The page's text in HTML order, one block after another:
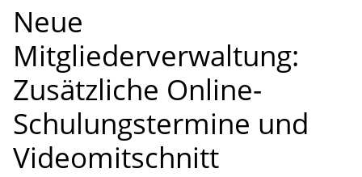
Neue
Mitgliederverwaltung:
Zusätzliche Online-
Schulungstermine und
Videomitschnitt